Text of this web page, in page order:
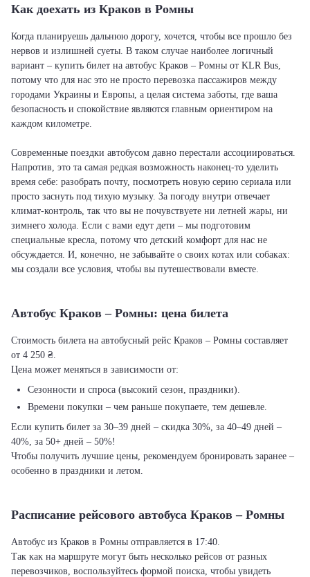
Как доехать из Краков в Ромны
Когда планируешь дальнюю дорогу, хочется, чтобы все прошло без
нервов и излишней суеты. В таком случае наиболее логичный
вариант – купить билет на автобус Краков – Ромны от KLR Bus,
потому что для нас это не просто перевозка пассажиров между
городами Украины и Европы, а целая система заботы, где ваша
безопасность и спокойствие являются главным ориентиром на
каждом километре.
Современные поездки автобусом давно перестали ассоциироваться.
Напротив, это та самая редкая возможность наконец-то уделить
время себе: разобрать почту, посмотреть новую серию сериала или
просто заснуть под тихую музыку. За погоду внутри отвечает
климат-контроль, так что вы не почувствуете ни летней жары, ни
зимнего холода. Если с вами едут дети – мы подготовим
специальные кресла, потому что детский комфорт для нас не
обсуждается. И, конечно, не забывайте о своих котах или собаках:
мы создали все условия, чтобы вы путешествовали вместе.
Автобус Краков – Ромны: цена билета
Стоимость билета на автобусный рейс Краков – Ромны составляет
от 4 250 ₴.
Цена может меняться в зависимости от:
Сезонности и спроса (высокий сезон, праздники).
Времени покупки – чем раньше покупаете, тем дешевле.
Если купить билет за 30–39 дней – скидка 30%, за 40–49 дней –
40%, за 50+ дней – 50%!
Чтобы получить лучшие цены, рекомендуем бронировать заранее –
особенно в праздники и летом.
Расписание рейсового автобуса Краков – Ромны
Автобус из Краков в Ромны отправляется в 17:40.
Так как на маршруте могут быть несколько рейсов от разных
перевозчиков, воспользуйтесь формой поиска, чтобы увидеть